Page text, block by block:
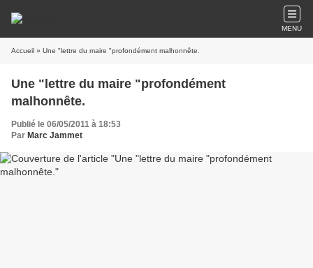
MENU
Accueil » Une "lettre du maire "profondément malhonnête.
Une "lettre du maire "profondément
malhonnête.
Publié le 06/05/2011 à 18:53
Par Marc Jammet